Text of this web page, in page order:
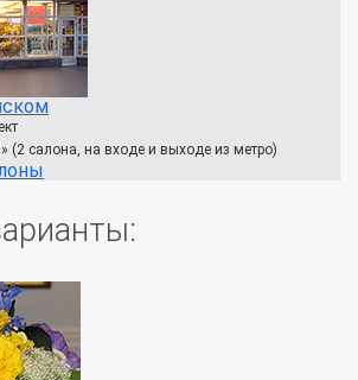
(2 салона, на входе и выходе из метро)